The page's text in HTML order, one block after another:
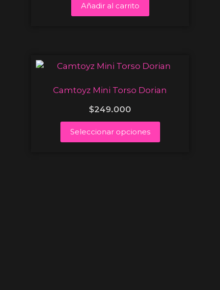
Añadir al carrito
Camtoyz Mini Torso Dorian
$249.000
Seleccionar opciones